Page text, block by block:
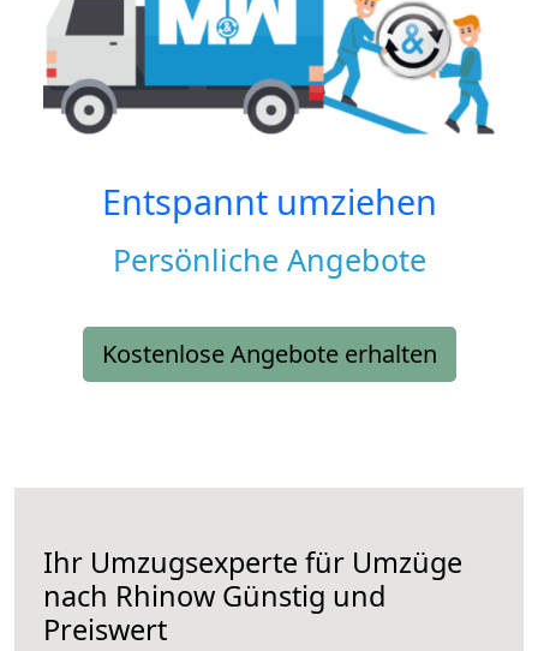
Entspannt umziehen
Persönliche Angebote
Kostenlose Angebote erhalten
Ihr Umzugsexperte für Umzüge
nach Rhinow Günstig und
Preiswert